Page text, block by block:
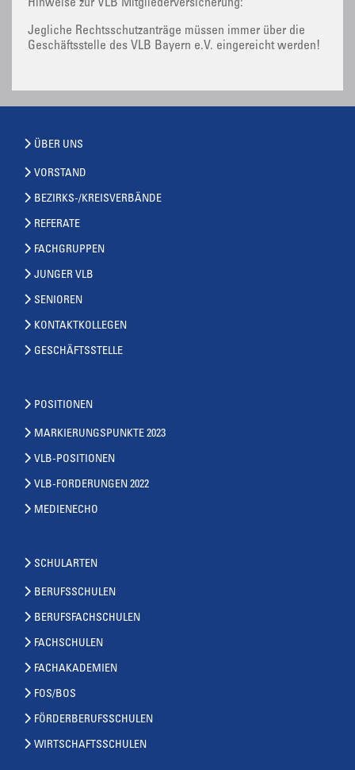
Hinweise zur VLB Mitgliederversicherung:
Jegliche Rechtsschutzanträge müssen immer über die
Geschäftsstelle des VLB Bayern e.V. eingereicht werden!
ÜBER UNS
VORSTAND
BEZIRKS-/KREISVERBÄNDE
REFERATE
FACHGRUPPEN
JUNGER VLB
SENIOREN
KONTAKTKOLLEGEN
GESCHÄFTSSTELLE
POSITIONEN
MARKIERUNGSPUNKTE 2023
VLB-POSITIONEN
VLB-FORDERUNGEN 2022
MEDIENECHO
SCHULARTEN
BERUFSSCHULEN
BERUFSFACHSCHULEN
FACHSCHULEN
FACHAKADEMIEN
FOS/BOS
FÖRDERBERUFSSCHULEN
WIRTSCHAFTSSCHULEN